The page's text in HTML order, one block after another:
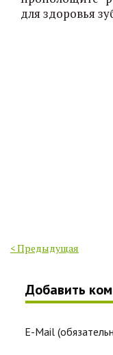
для здоровья
< Предыдущая
Добавить
E-Mail